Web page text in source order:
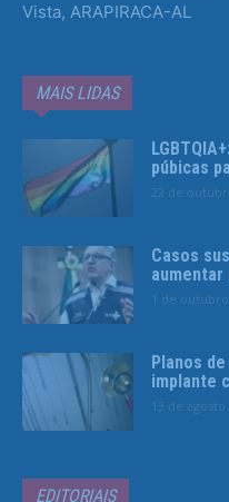
Vista, ARAPIRACA-AL
MAIS LIDAS
púbicas
22 de
Casos
1 de
Planos
implante
13 de
EDITORIAIS